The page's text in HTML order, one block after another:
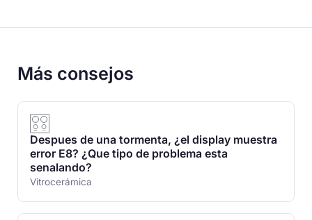
Más consejos
Despues de una tormenta, ¿el display muestra
error E8? ¿Que tipo de problema esta
senalando?
Vitrocerámica